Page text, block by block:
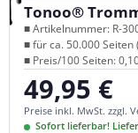
Tonoo®
■ Artikelnummer: R-
■ für ca. 50.000 Seiten
■ Preis/100 Seiten:
Regulärer Preis:
49,95 €
Preise inkl. MwSt. zzgl.
Sofort lieferbar!